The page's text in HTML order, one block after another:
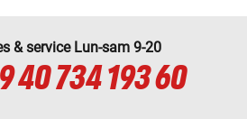
& service Lun-sam 9-20
40 734 193 60